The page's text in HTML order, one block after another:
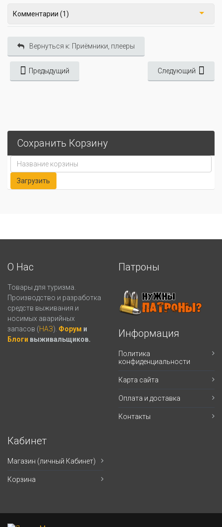
Комментарии (1)
Вернуться к: Приёмники, плееры
Предыдущий Следующий
Сохранить Корзину
О Нас
Товары для туризма.
Производство и разработка
средств выживания и
носимых аварийных
запасов (НАЗ). Форум и
Блоги выживальщиков.
Патроны
Информация
Политика
конфиденциальности
Карта сайта
Оплата и доставка
Контакты
Кабинет
Магазин (личный Кабинет)
Корзина